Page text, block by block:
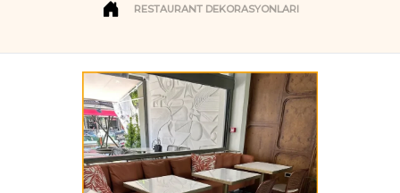
RESTAURANT DEKORASYONLARI